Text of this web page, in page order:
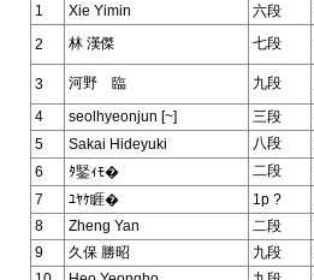
1
Xie Yimin 六段
2
林 漢傑 七段
3 河野 臨 九段
4
seolhyeonjun [~] 三段
5
Sakai Hideyuki 八段
6
ﾀ鋻ｨﾓ� 二段
7
ﾕﾔｹ睚� 1p ?
8
Zheng Yan 二段
9
久保 勝昭 九段